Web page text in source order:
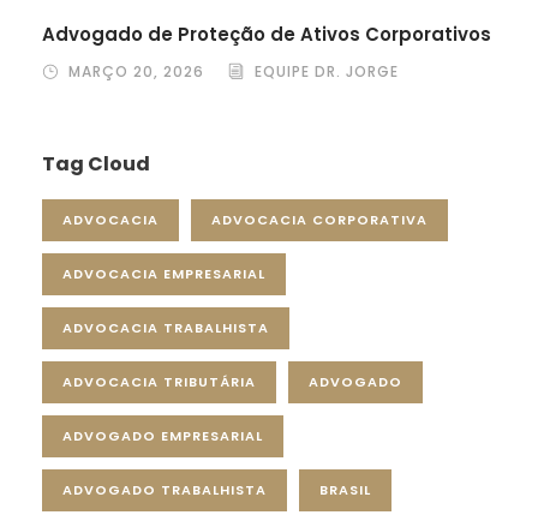
Advogado de Proteção de Ativos Corporativos
MARÇO 20, 2026 EQUIPE DR. JORGE
Tag Cloud
ADVOCACIA ADVOCACIA CORPORATIVA
ADVOCACIA EMPRESARIAL
ADVOCACIA TRABALHISTA
ADVOCACIA TRIBUTÁRIA ADVOGADO
ADVOGADO EMPRESARIAL
ADVOGADO TRABALHISTA BRASIL